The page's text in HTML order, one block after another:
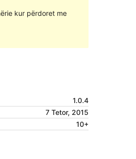
kur përdoret me
1.0.4
7 Tetor, 2015
10+